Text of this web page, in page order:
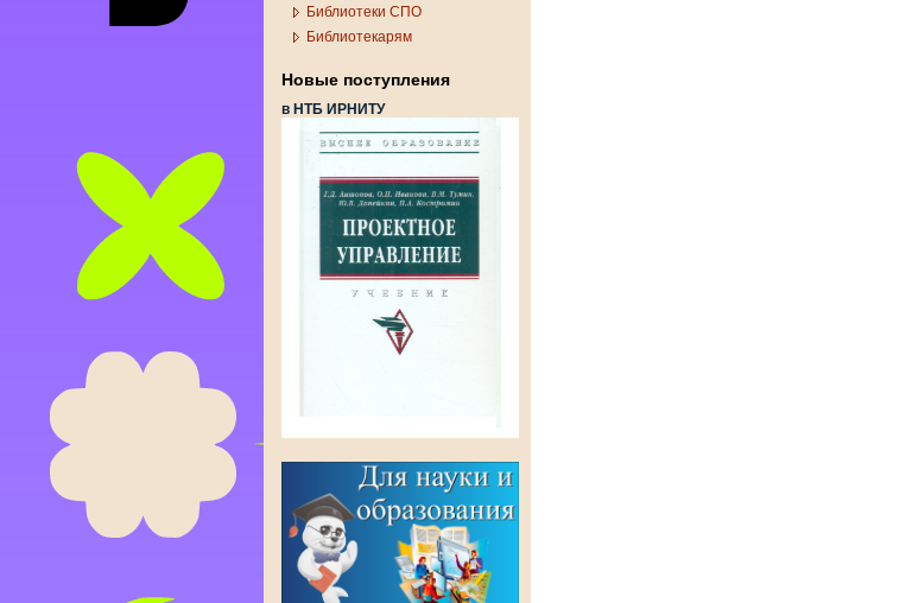
Библиотеки СПО
Библиотекарям
Новые поступления
в НТБ ИРНИТУ